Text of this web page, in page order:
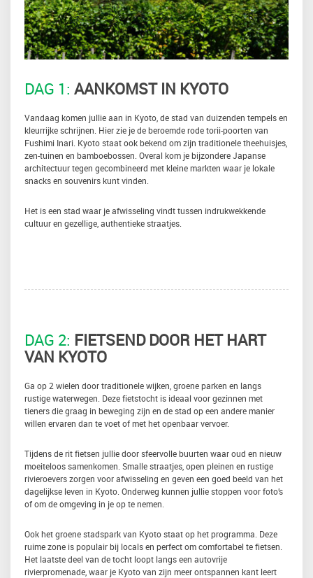
DAG 1: AANKOMST IN KYOTO
Vandaag komen jullie aan in Kyoto, de stad van duizenden tempels en
kleurrijke schrijnen. Hier zie je de beroemde rode torii-poorten van
Fushimi Inari. Kyoto staat ook bekend om zijn traditionele theehuisjes,
zen-tuinen en bamboebossen. Overal kom je bijzondere Japanse
architectuur tegen gecombineerd met kleine markten waar je lokale
snacks en souvenirs kunt vinden.
Het is een stad waar je afwisseling vindt tussen indrukwekkende
cultuur en gezellige, authentieke straatjes.
DAG 2: FIETSEND DOOR HET HART
VAN KYOTO
Ga op 2 wielen door traditionele wijken, groene parken en langs
rustige waterwegen. Deze fietstocht is ideaal voor gezinnen met
tieners die graag in beweging zijn en de stad op een andere manier
willen ervaren dan te voet of met het openbaar vervoer.
Tijdens de rit fietsen jullie door sfeervolle buurten waar oud en nieuw
moeiteloos samenkomen. Smalle straatjes, open pleinen en rustige
rivieroevers zorgen voor afwisseling en geven een goed beeld van het
dagelijkse leven in Kyoto. Onderweg kunnen jullie stoppen voor foto’s
of om de omgeving in je op te nemen.
Ook het groene stadspark van Kyoto staat op het programma. Deze
ruime zone is populair bij locals en perfect om comfortabel te fietsen.
Het laatste deel van de tocht loopt langs een autovrije
rivierpromenade, waar je Kyoto van zijn meer ontspannen kant leert